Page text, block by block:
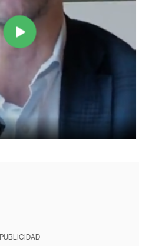
PUBLICIDAD